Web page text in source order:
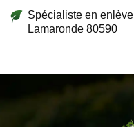
Spécialiste en
Lamaronde 80590